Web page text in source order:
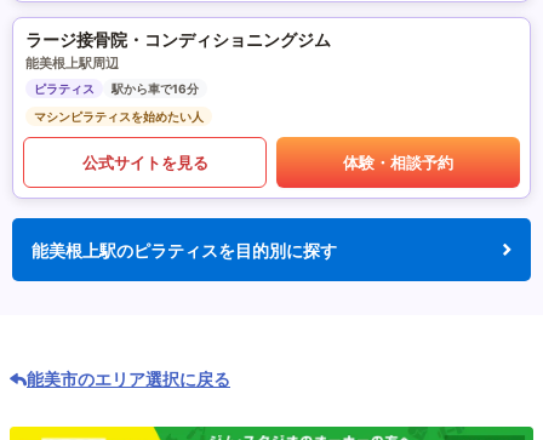
ラージ接骨院・コンディショニングジム
能美根上駅周辺
ピラティス
駅から車で16分
マシンピラティスを始めたい人
公式サイトを見る 体験・相談予約
能美根上駅のピラティスを目的別に探す
能美市のエリア選択に戻る